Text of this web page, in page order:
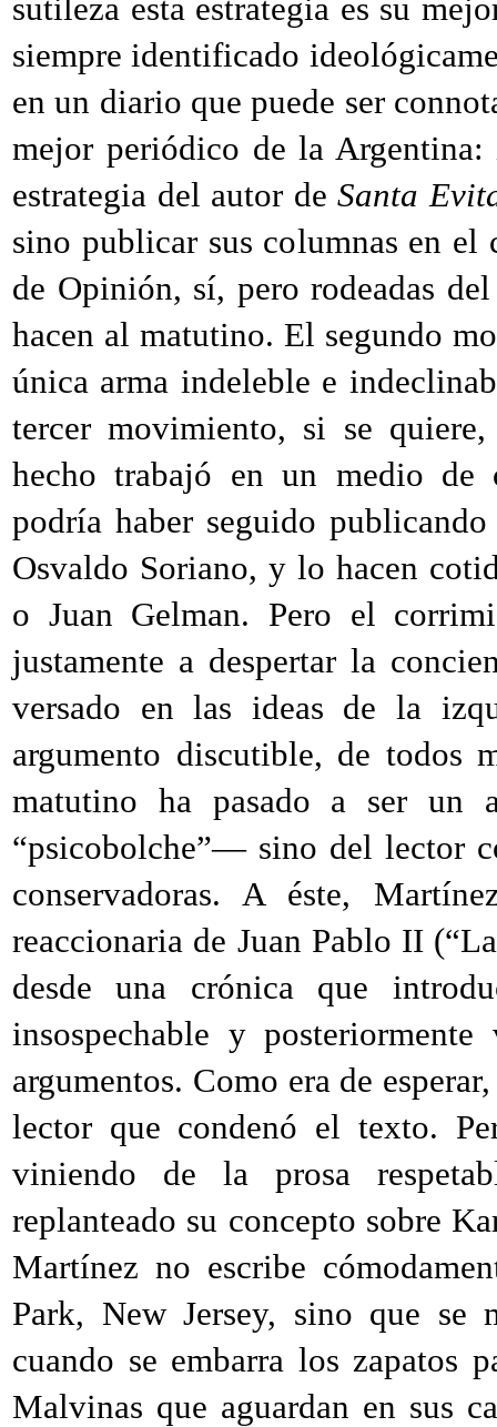
sutileza esta estrategia es su
siempre identificado
en un diario que puede ser
mejor periódico de la Argentina:
estrategia del autor deSanta
sino publicar sus columnas en
de Opinión, sí, pero rodeadas
hacen al matutino. El segundo
única arma indeleble e
tercer movimiento, si se
hecho trabajó en un medio
podría haber seguido
Osvaldo Soriano, y lo hacen
o Juan Gelman. Pero el
justamente a despertar la
versado en las ideas de la
argumento discutible, de todos
matutino ha pasado a ser un
“psicobolche”— sino del lector
conservadoras. A éste,
reaccionaria de Juan Pablo II
desde una crónica que
insospechable y
argumentos. Como era de
lector que condenó el texto.
viniendo de la prosa
replanteado su concepto sobre
Martínez no escribe
Park, New Jersey, sino que se
cuando se embarra los zapatos
Malvinas que aguardan en sus